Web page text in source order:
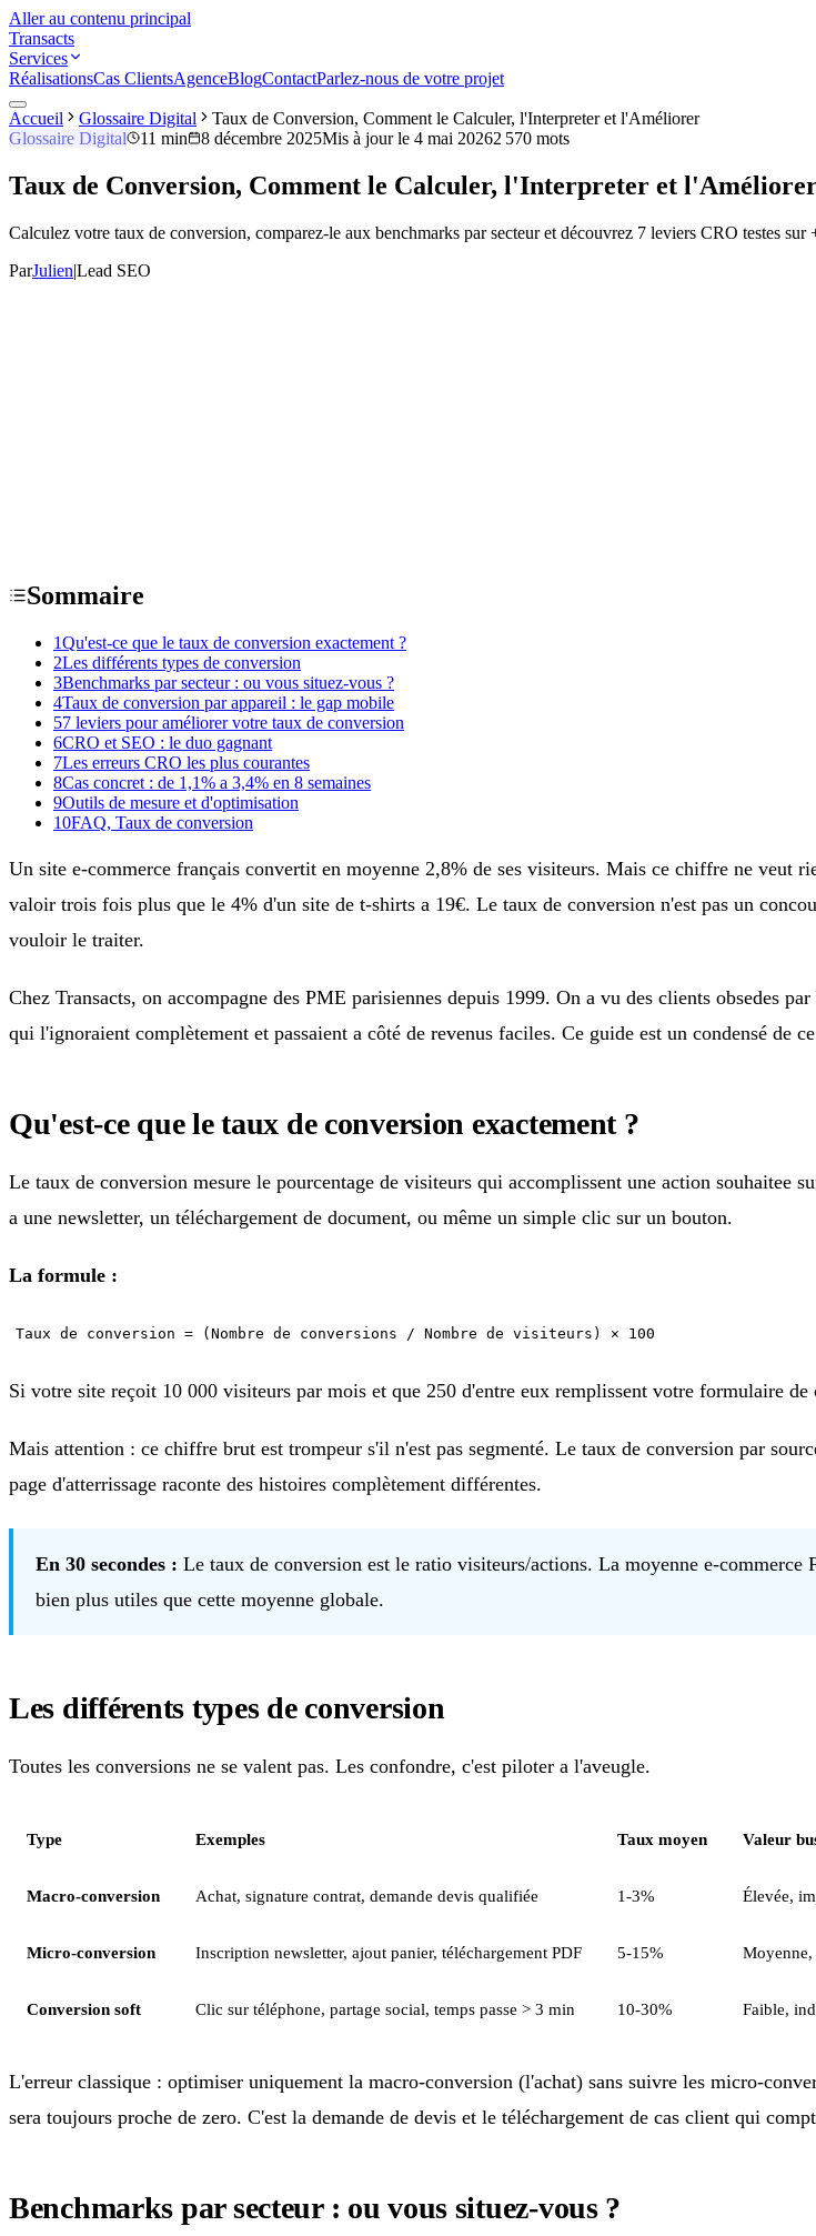
Aller au contenu principal
Transacts
Services
RéalisationsCas ClientsAgenceBlogContactParlez-nous de votre projet
Accueil Glossaire Digital
Taux de Conversion, Comment le Calculer, l'Interpreter et l'Améliorer
Glossaire Digital
11 min 8 décembre 2025Mis à jour le 4 mai 20262 570 mots
Taux de Conversion, Comment le Calculer, l'Interpreter et
Calculez votre taux de conversion, comparez-le aux benchmarks par secteur et découvrez 7 leviers CRO testes
ParJulien|Lead SEO
Sommaire
1Qu'est-ce que le taux de conversion exactement ?
2Les différents types de conversion
3Benchmarks par secteur : ou vous situez-vous ?
4Taux de conversion par appareil : le gap mobile
57 leviers pour améliorer votre taux de conversion
6CRO et SEO : le duo gagnant
7Les erreurs CRO les plus courantes
8Cas concret : de 1,1% a 3,4% en 8 semaines
9Outils de mesure et d'optimisation
10FAQ, Taux de conversion
Un site e-commerce français convertit en moyenne 2,8% de ses visiteurs. Mais ce chiffre ne veut
valoir trois fois plus que le 4% d'un site de t-shirts a 19€. Le taux de conversion n'est pas un
vouloir le traiter.
Chez Transacts, on accompagne des PME parisiennes depuis 1999. On a vu des clients obsedes
qui l'ignoraient complètement et passaient a côté de revenus faciles. Ce guide est un condensé de
Qu'est-ce que le taux de conversion exactement ?
Le taux de conversion mesure le pourcentage de visiteurs qui accomplissent une action souhaitee
a une newsletter, un téléchargement de document, ou même un simple clic sur un bouton.
La formule :
Taux de conversion = (Nombre de conversions / Nombre de visiteurs) × 100
Si votre site reçoit 10 000 visiteurs par mois et que 250 d'entre eux remplissent votre formulaire
Mais attention : ce chiffre brut est trompeur s'il n'est pas segmenté. Le taux de conversion par
page d'atterrissage raconte des histoires complètement différentes.
En 30 secondes : Le taux de conversion est le ratio visiteurs/actions. La moyenne e-commerce
bien plus utiles que cette moyenne globale.
Les différents types de conversion
Toutes les conversions ne se valent pas. Les confondre, c'est piloter a l'aveugle.
Type Exemples Taux moyen Valeur
Macro-conversion Achat, signature contrat, demande devis qualifiée 1-3% Élevée,
Micro-conversion Inscription newsletter, ajout panier, téléchargement PDF 5-15%
Conversion soft Clic sur téléphone, partage social, temps passe > 3 min 10-30% Faible,
L'erreur classique : optimiser uniquement la macro-conversion (l'achat) sans suivre les micro-
sera toujours proche de zero. C'est la demande de devis et le téléchargement de cas client qui
Benchmarks par secteur : ou vous situez-vous ?